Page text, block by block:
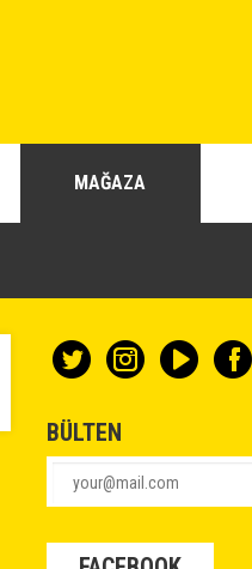
MAĞAZA
BÜLTEN